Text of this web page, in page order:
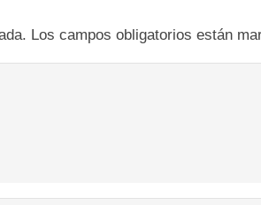
Los campos obligatorios están